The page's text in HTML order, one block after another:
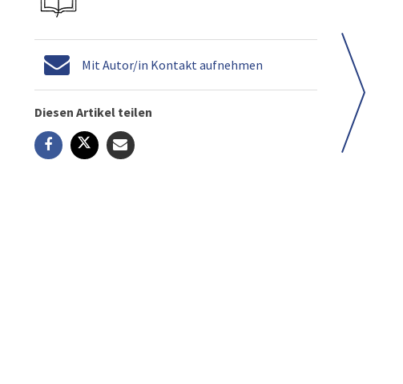
Mit Autor/in Kontakt aufnehmen
Diesen Artikel teilen